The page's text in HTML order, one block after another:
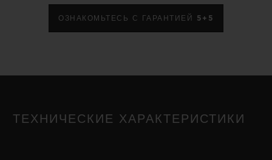
ОЗНАКОМЬТЕСЬ С ГАРАНТИЕЙ 5+5
ТЕХНИЧЕСКИЕ ХАРАКТЕРИСТИКИ